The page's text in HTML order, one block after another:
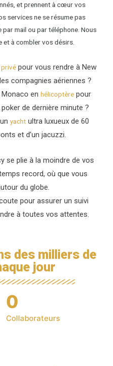
et prennent à cœur vos
services ne se résume pas
par mail ou par téléphone. Nous
et à combler vos désirs.
pour vous rendre à New
compagnies aériennes ?
en hélicoptèrepour
de dernière minute ?
yachtultra luxueux de 60
et d’un jacuzzi.
se plie à la moindre de vos
record, où que vous
du globe.
pour assurer un suivi
à toutes vos attentes.
des milliers de
jour
0
Collaborateurs